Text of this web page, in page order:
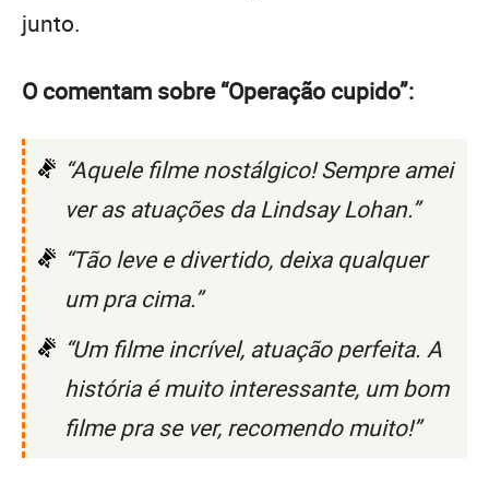
junto.
O comentam sobre “Operação cupido”:
“Aquele filme nostálgico! Sempre amei
ver as atuações da Lindsay Lohan.”
“Tão leve e divertido, deixa qualquer
um pra cima.”
“Um filme incrível, atuação perfeita. A
história é muito interessante, um bom
filme pra se ver, recomendo muito!”